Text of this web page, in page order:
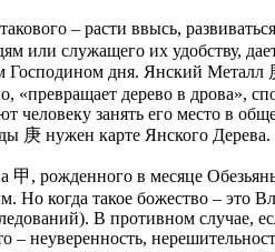
– расти ввысь,
или служащего их удобству,
Господином дня. Янский Металл
«превращает дерево в дрова»,
человеку занять его место в
庚 нужен карте Янского Дерева.
甲 , рожденного в месяце
Но когда такое божество – это
В противном случае,
– неуверенность,